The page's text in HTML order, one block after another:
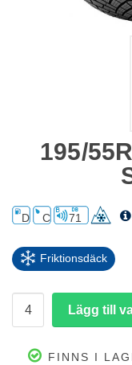
195/
D C 71
Friktionsdäck
FINNS I